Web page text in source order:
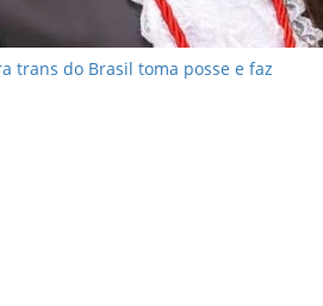
trans do Brasil toma posse e faz